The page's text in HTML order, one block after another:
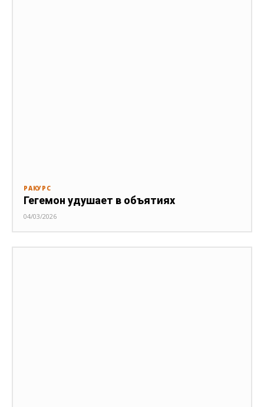
РАКУРС
Гегемон удушает в объятиях
04/03/2026